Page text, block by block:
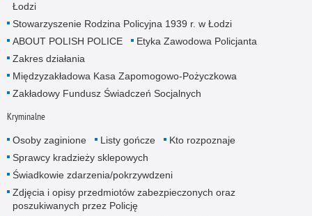
Łodzi
Stowarzyszenie Rodzina Policyjna 1939 r. w Łodzi
ABOUT POLISH POLICE
Etyka Zawodowa Policjanta
Zakres działania
Międzyzakładowa Kasa Zapomogowo-Pożyczkowa
Zakładowy Fundusz Świadczeń Socjalnych
Kryminalne
Osoby zaginione Listy gończe
Kto rozpoznaje
Sprawcy kradzieży sklepowych
Świadkowie zdarzenia/pokrzywdzeni
Zdjęcia i opisy przedmiotów zabezpieczonych oraz
poszukiwanych przez Policję